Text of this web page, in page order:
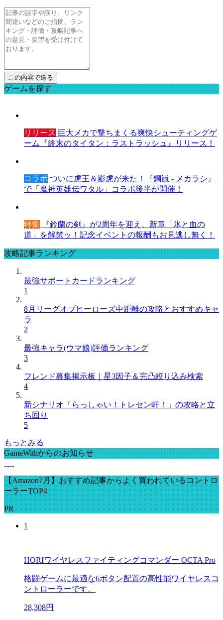
ゲームを探す
リリース 巨大メカで撃ちまくる爽快シューティングゲ
ーム『終末のタイタン：ラストラッシュ』リリース！
コラボ ついに虎王＆影虎が来た！『鋼嵐 - メカラシ』
で「魔神英雄伝ワタル」コラボ後半が開催！
特集 『鈴蘭の剣』が2周年を迎え、新章「氷と血の
道」を解禁ッ！記念イベントの報酬もお見逃し無く！
攻略記事ランキング
最強サポートカードランキング
1
8月リーグオブヒーローズ中距離の攻略とおすすめキャ
ラ
2
最強キャラ(ウマ娘)評価ランキング
3
フレンド募集掲示板｜星3因子＆完凸絞り込み検索
4
新シナリオ「らっしゃい！トレセン軒！」の攻略と立
ち回り
5
もっとみる
GameWithからのお知らせ
【Amazon7月】おすすめ記事からよく買われているコントロ
ーラーTOP4
PR
1
HORIワイヤレスファイティングコマンダー OCTA Pro
格闘ゲームに最適な6ボタン配置の高性能ワイヤレスコ
ントローラーです。
28,308円